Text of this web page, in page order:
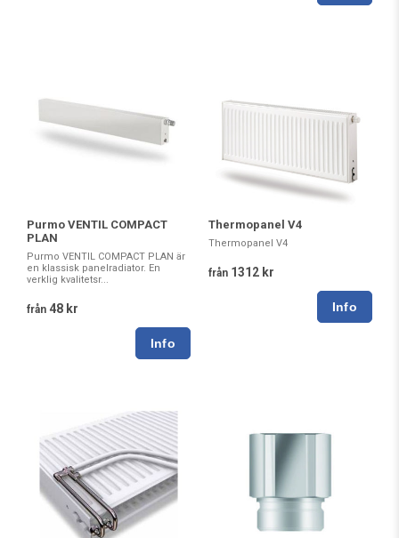
Purmo VENTIL COMPACT
PLAN
Purmo VENTIL COMPACT PLAN är
en klassisk panelradiator. En
verklig kvalitetsr...
från 48 kr
Thermopanel V4
Thermopanel V4
från 1312 kr